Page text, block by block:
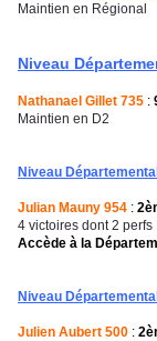
Maintien en Régional
Niveau
Nathanael Gillet 735 :
Maintien en D2
Niveau
Julian Mauny 954 :
4 victoires dont 2 perfs
Accède à la
Niveau
Julien Aubert 500 :